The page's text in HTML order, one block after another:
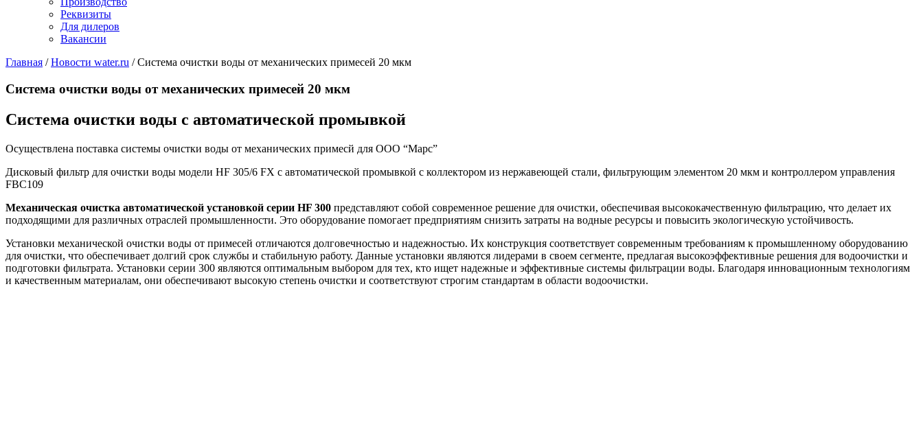
Реквизиты
Для дилеров
Вакансии
Главная /Новости water.ru /Система очистки воды от механических примесей 20 мкм
Система очистки воды от механических примесей 20 мкм
Система очистки воды с автоматической промывкой
Осуществлена поставка системы очистки воды от механических примесй для ООО “Марс”
Дисковый фильтр для очистки воды модели HF 305/6 FX c автоматической промывкой с коллектором из нержавеющей стали, фильтрующим элементом 20 мкм и контроллером управления
FBC109
Механическая очистка автоматической установкой серии HF 300 представляют собой современное решение для очистки, обеспечивая высококачественную фильтрацию, что делает их
подходящими для различных отраслей промышленности. Это оборудование помогает предприятиям снизить затраты на водные ресурсы и повысить экологическую устойчивость.
Установки механической очистки воды от примесей отличаются долговечностью и надежностью. Их конструкция соответствует современным требованиям к промышленному оборудованию
для очистки, что обеспечивает долгий срок службы и стабильную работу. Данные установки являются лидерами в своем сегменте, предлагая высокоэффективные решения для водоочистки и
подготовки фильтрата. Установки серии 300 являются оптимальным выбором для тех, кто ищет надежные и эффективные системы фильтрации воды. Благодаря инновационным технологиям
и качественным материалам, они обеспечивают высокую степень очистки и соответствуют строгим стандартам в области водоочистки.